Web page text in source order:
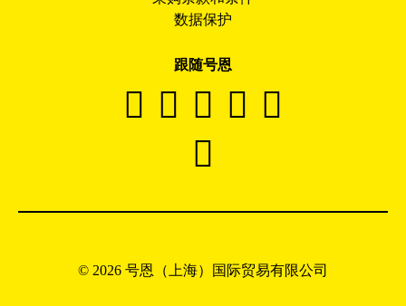
数据保护
跟随号恩
© 2026 号恩（上海）国际贸易有限公司